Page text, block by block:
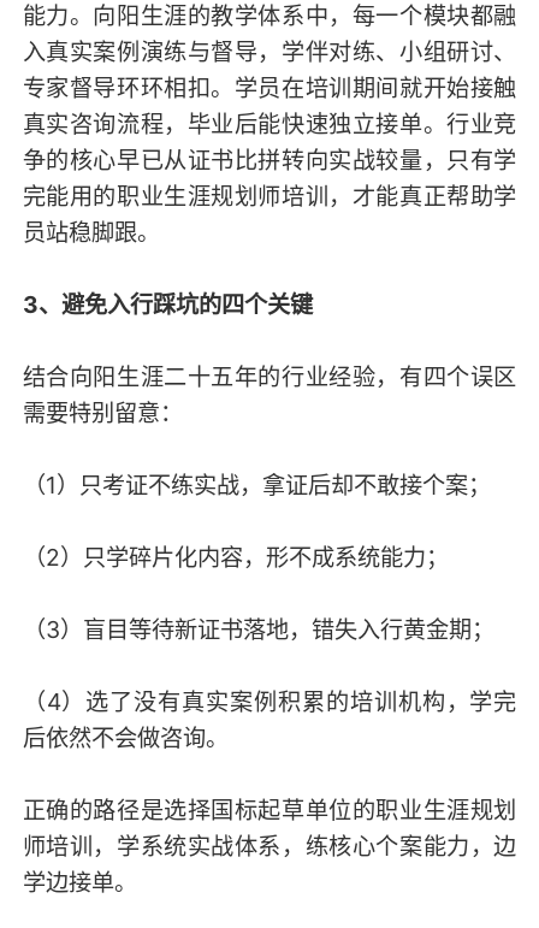
能力。向阳生涯的教学体系中，每一个模块都融
入真实案例演练与督导，学伴对练、小组研讨、
专家督导环环相扣。学员在培训期间就开始接触
真实咨询流程，毕业后能快速独立接单。行业竞
争的核心早已从证书比拼转向实战较量，只有学
完能用的职业生涯规划师培训，才能真正帮助学
员站稳脚跟。
3、避免入行踩坑的四个关键
结合向阳生涯二十五年的行业经验，有四个误区
需要特别留意：
（1）只考证不练实战，拿证后却不敢接个案；
（2）只学碎片化内容，形不成系统能力；
（3）盲目等待新证书落地，错失入行黄金期；
（4）选了没有真实案例积累的培训机构，学完
后依然不会做咨询。
正确的路径是选择国标起草单位的职业生涯规划
师培训，学系统实战体系，练核心个案能力，边
学边接单。